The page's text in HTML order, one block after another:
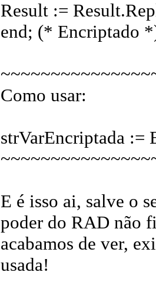
Result :=
end; (* Encriptado
Como usar:
strVarEncriptada :=
E é isso ai, salve o
poder do RAD não
acabamos de ver,
usada!